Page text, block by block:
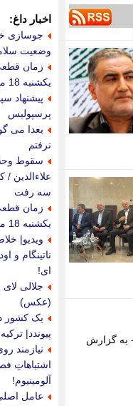
- به گزارش
اخبار داغ:
جوسازی
وضعیت
زمان
یکشنبه 18 مرداد (خاموشی برق)
پرسپولیس
بعدا می
نرفتم
سقوط
علاءالدین
سه رفت
زمان
یکشنبه 18 مرداد (خاموشی برق)
ویدیو|
ای!
جلالی
(عکس)
یک کشور
پیوندد|
نیازمند
اشتباهاتِ
آلومینیوم!
عامل